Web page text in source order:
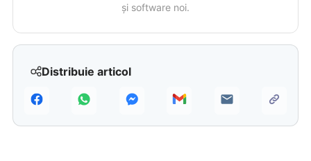
Distribuie articol
și software noi.